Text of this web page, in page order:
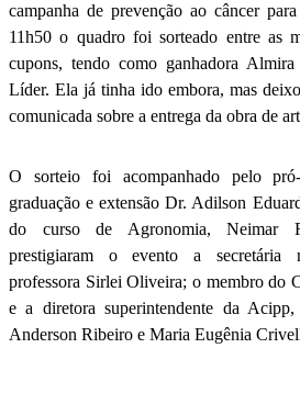
campanha de prevenção ao câncer
11h50 o quadro foi sorteado entre as
cupons, tendo como ganhadora
Líder. Ela já tinha ido embora, mas
comunicada sobre a entrega da obra de
O sorteio foi acompanhado pelo
graduação e extensão Dr. Adilson
do curso de Agronomia, Neimar
prestigiaram o evento a secretária
professora Sirlei Oliveira; o membro do
e a diretora superintendente da Acipp,
Anderson Ribeiro e Maria Eugênia